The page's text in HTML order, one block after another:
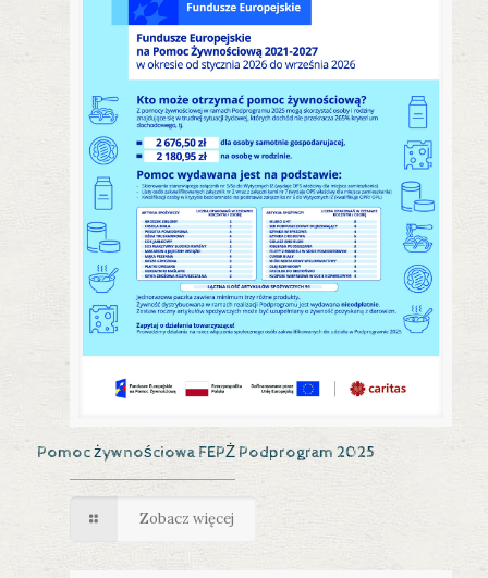
Pomoc żywnościowa FEPŻ Podprogram 2025
Zobacz więcej